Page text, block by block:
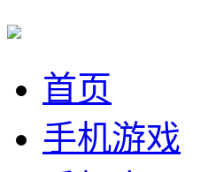
首页
手机游戏